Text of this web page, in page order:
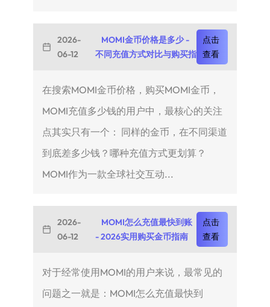
2026-
06-12
MOMI金币价格是多少 -
不同充值方式对比与购买指
点击
查看
在搜索MOMI金币价格，购买MOMI金币，
MOMI充值多少钱的用户中，最核心的关注
点其实只有一个： 同样的金币，在不同渠道
到底差多少钱？哪种充值方式更划算？
MOMI作为一款全球社交互动...
2026-
06-12
MOMI怎么充值最快到账
- 2026实用购买金币指南
点击
查看
对于经常使用MOMI的用户来说，最常见的
问题之一就是：MOMI怎么充值最快到